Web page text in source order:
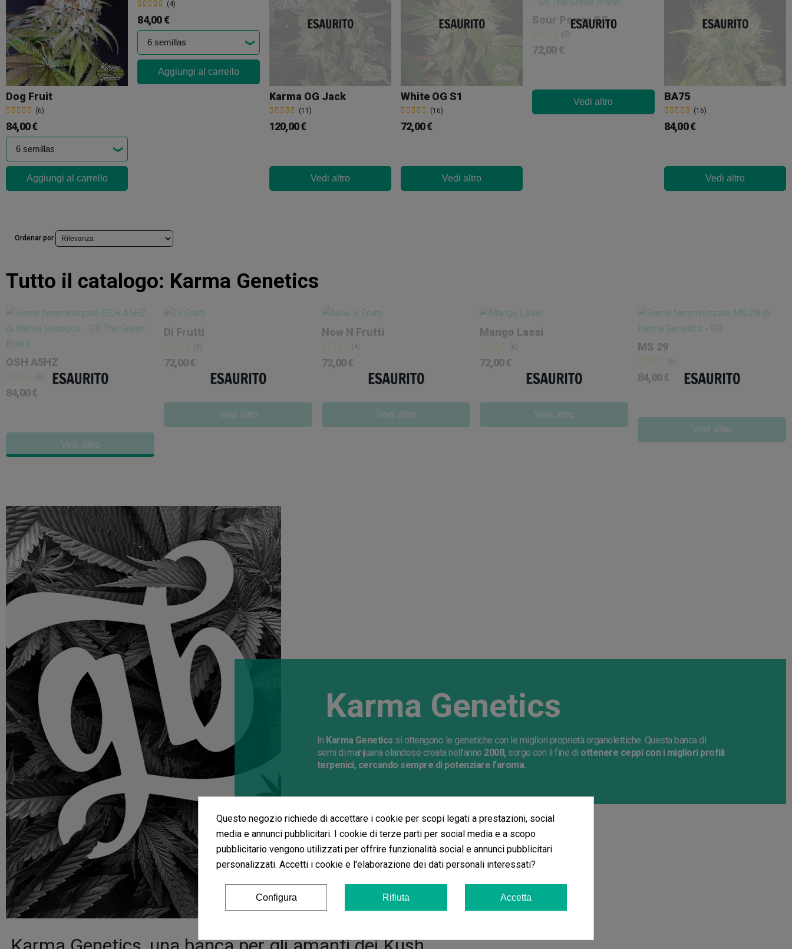
Dog Fruit
(6)
84,00 €
Aggiungi al carrello
(4)
84,00 €
Aggiungi al carrello
Karma OG Jack
(11)
120,00 €
Vedi altro
White OG S1
(16)
72,00 €
Vedi altro
Sour Power OG
(5)
72,00 €
Vedi altro BA75
(16)
84,00 €
Vedi altro
Ordenar por
Tutto il catalogo: Karma Genetics
OSH A5HZ
(6)
84,00 €
Vedi altro
Di Frutti
(3)
72,00 €
Vedi altro
Now N Frutti
(4)
72,00 €
Vedi altro
Mango Lassi
(6)
72,00 €
Vedi altro
MS 29
(6)
84,00 €
Vedi altro
Karma Genetics
In Karma Genetics si ottengono le genetiche con le migliori proprietà organolettiche. Questa banca di
semi di marijuana olandese creata nell’anno 2008,sorge con il fine di ottenere ceppi con i migliori profili
terpenici, cercando sempre di potenziare l’aroma.
Questo negozio richiede di accettare i cookie per scopi legati a prestazioni, social
media e annunci pubblicitari. I cookie di terze parti per social media e a scopo
pubblicitario vengono utilizzati per offrire funzionalità social e annunci pubblicitari
personalizzati. Accetti i cookie e l'elaborazione dei dati personali interessati?
Configura Rifiuta Accetta